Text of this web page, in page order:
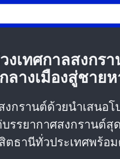
งเทศกาลสงก
างเมืองสู่ชาย
กรานต์ด้วยนำเสนอ
รยากาศสงกรานต์
ธานีทั่วประเทศพร้